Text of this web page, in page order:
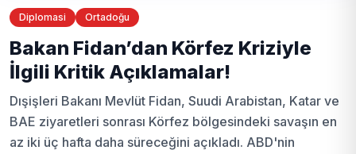
Diplomasi Ortadoğu
Bakan Fidan’dan Körfez Kriziyle
İlgili Kritik Açıklamalar!
Dışişleri Bakanı Mevlüt Fidan, Suudi Arabistan, Katar ve
BAE ziyaretleri sonrası Körfez bölgesindeki savaşın en
az iki üç hafta daha süreceğini açıkladı. ABD'nin